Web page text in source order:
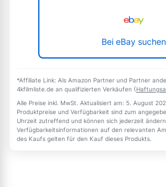
Bei eBay suchen
*Affiliate Link: Als Amazon Partner und Partner
4kfilmliste.de an qualifizierten Verkäufen (
Alle Preise inkl. MwSt. Aktualisiert am: 5. August
Produktpreise und Verfügbarkeit sind zum
Uhrzeit zutreffend und können sich jederzeit
Verfügbarkeitsinformationen auf den relevanten
des Kaufs gelten für den Kauf dieses Produkts.